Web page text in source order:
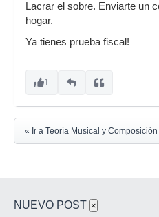
Lacrar el sobre. Enviarte un
hogar.
Ya tienes prueba fiscal!
1
« Ir a Teoría Musical y Composición
NUEVO POST ×